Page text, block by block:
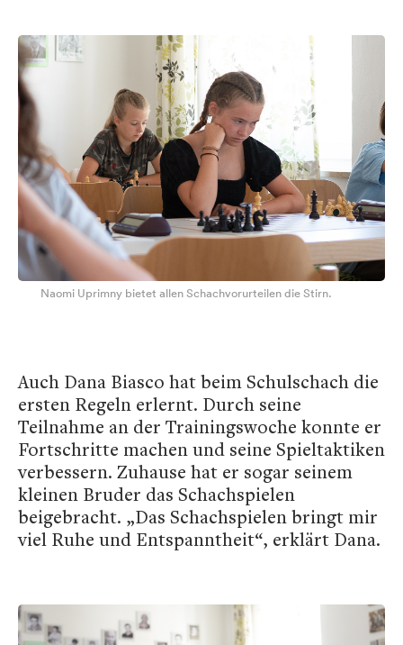
Naomi Uprimny bietet allen Schachvorurteilen die Stirn.
Auch Dana Biasco hat beim Schulschach die
ersten Regeln erlernt. Durch seine
Teilnahme an der Trainingswoche konnte er
Fortschritte machen und seine Spieltaktiken
verbessern. Zuhause hat er sogar seinem
kleinen Bruder das Schachspielen
beigebracht. „Das Schachspielen bringt mir
viel Ruhe und Entspanntheit“, erklärt Dana.